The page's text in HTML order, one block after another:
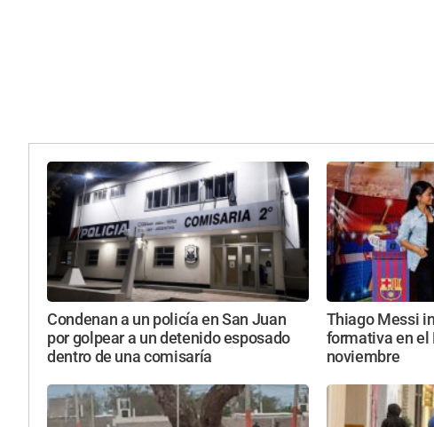
Condenan a un policía en San Juan
por golpear a un detenido esposado
dentro de una comisaría
Thiago Messi
formativa en el
noviembre